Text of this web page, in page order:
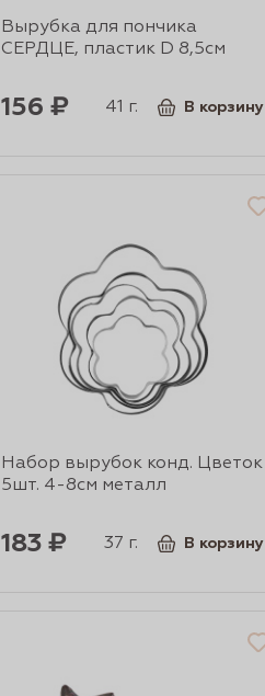
Вырубка для пончика
СЕРДЦЕ, пластик D 8,5см
156 ₽ 41 г. В корзину
Набор вырубок конд. Цветок
5шт. 4-8см металл
183 ₽ 37 г. В корзину